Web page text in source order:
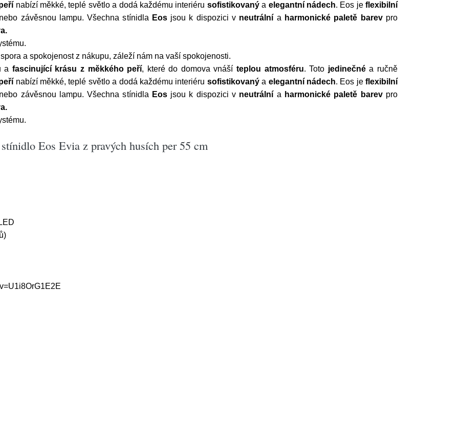
nabízí měkké, teplé světlo a dodá každému interiéru sofistikovanýa elegantní nádech. Eos jeflexibilní
závěsnou lampu. Všechna stínidla Eosjsou k dispozici v neutrální a harmonické paletě barevpro
a spokojenost z nákupu, záleží nám na vaší spokojenosti.
a fascinující krásu z měkkého peří, které do domova vnášíteplou atmosféru. Toto jedinečnéa ručně
nabízí měkké, teplé světlo a dodá každému interiéru sofistikovanýa elegantní nádech. Eos jeflexibilní
závěsnou lampu. Všechna stínidla Eosjsou k dispozici v neutrální a harmonické paletě barevpro
Eos Evia z pravých husích per 55 cm